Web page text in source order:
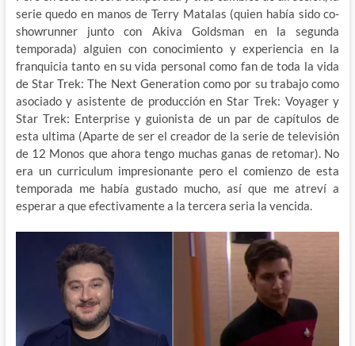
serie quedo en manos de Terry Matalas (quien había sido co-
showrunner junto con Akiva Goldsman en la segunda
temporada) alguien con conocimiento y experiencia en la
franquicia tanto en su vida personal como fan de toda la vida
de Star Trek: The Next Generation como por su trabajo como
asociado y asistente de producción en Star Trek: Voyager y
Star Trek: Enterprise y guionista de un par de capítulos de
esta ultima (Aparte de ser el creador de la serie de televisión
de 12 Monos que ahora tengo muchas ganas de retomar). No
era un curriculum impresionante pero el comienzo de esta
temporada me había gustado mucho, así que me atreví a
esperar a que efectivamente a la tercera seria la vencida.